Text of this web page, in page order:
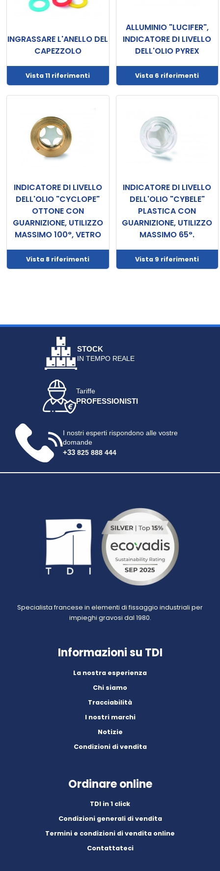
INGRASSARE L'ANELLO DEL
CAPEZZOLO
Vista 11 riferimenti
ALLUMINIO "LUCIFER",
INDICATORE DI LIVELLO
DELL'OLIO PYREX
Vista 6 riferimenti
INDICATORE DI LIVELLO
DELL'OLIO "CYCLOPE"
OTTONE CON
GUARNIZIONE, UTILIZZO
MASSIMO 100°, VETRO
Vista 8 riferimenti
INDICATORE DI LIVELLO
DELL'OLIO "CYBELE"
PLASTICA CON
GUARNIZIONE, UTILIZZO
MASSIMO 65°.
Vista 9 riferimenti
STOCK
IN TEMPO REALE
Tariffe
PROFESSIONISTI
I nostri esperti rispondono alle vostre
domande
+33 825 888 444
Specialista francese in elementi di fissaggio industriali per
impieghi gravosi dal 1980.
Informazioni su TDI
La nostra esperienza
Chi siamo
Tracciabilità
I nostri marchi
Notizie
Condizioni di vendita
Ordinare online
TDI in 1 click
Condizioni generali di vendita
Termini e condizioni di vendita online
Contattateci